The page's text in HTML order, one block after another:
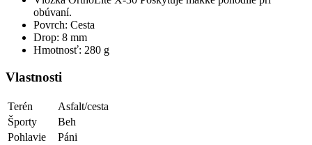
obúvaní.
Povrch: Cesta
Drop: 8 mm
Hmotnosť: 280 g
Vlastnosti
Terén
Asfalt/cesta
Športy
Beh
Pohlavie
Páni